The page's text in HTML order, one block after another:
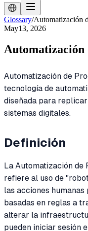
Glossary/Automatización
May13, 2026
Automatización
Automatización de
tecnología de
diseñada para
sistemas digitales.
Definición
La Automatización de
refiere al uso de
las acciones
basadas en reglas a
alterar la
pueden iniciar sesión